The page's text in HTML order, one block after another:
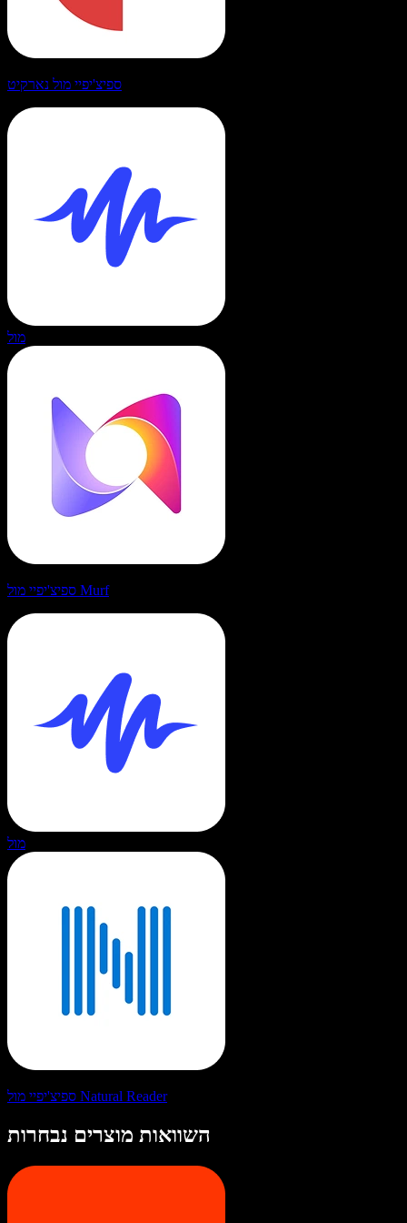
ספיצ'יפיי מול נארקיט
מול
ספיצ'יפיי מול Murf
מול
ספיצ'יפיי מול Natural Reader
השוואות מוצרים נבחרות